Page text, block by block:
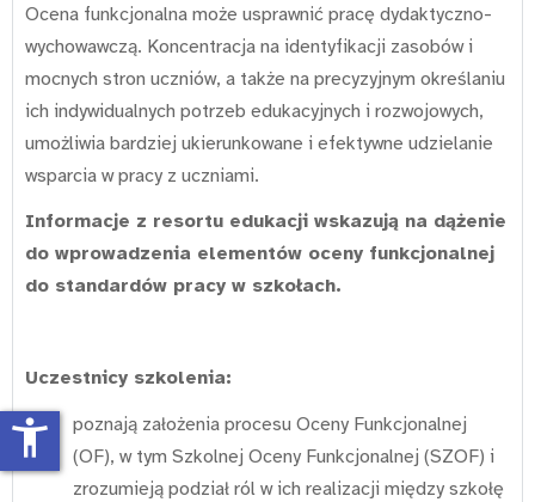
Ocena funkcjonalna może usprawnić pracę dydaktyczno-
wychowawczą. Koncentracja na identyfikacji zasobów i
mocnych stron uczniów, a także na precyzyjnym określaniu
ich indywidualnych potrzeb edukacyjnych i rozwojowych,
umożliwia bardziej ukierunkowane i efektywne udzielanie
wsparcia w pracy z uczniami.
Informacje z resortu edukacji wskazują na dążenie
do wprowadzenia elementów oceny funkcjonalnej
do standardów pracy w szkołach.
Uczestnicy szkolenia:
poznają założenia procesu Oceny Funkcjonalnej
(OF), w tym Szkolnej Oceny Funkcjonalnej (SZOF) i
zrozumieją podział ról w ich realizacji między szkołę
accessibility_new